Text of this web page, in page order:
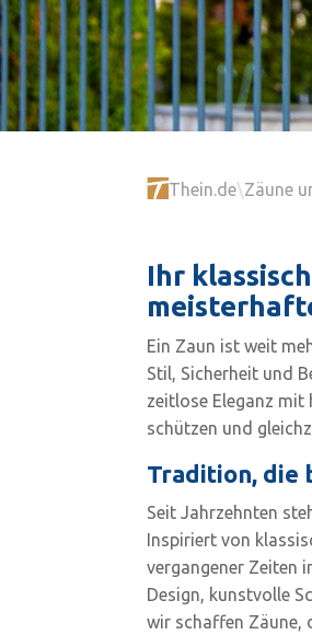
Thein.de\Zäune
Ihr
Ein Zaun ist weit
Stil, Sicherheit und
zeitlose Eleganz mit
schützen und
Tradition, die
Seit Jahrzehnten
Inspiriert von
vergangener Zeiten
Design, kunstvolle
wir schaffen Zäune,